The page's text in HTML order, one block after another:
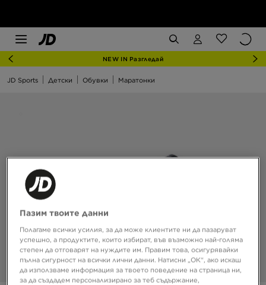
NEW IN Разгледай
JD Sports Детски Обувки Маратонки
Пазим твоите данни
Полагаме всички усилия, за да може клиентите ни да пазаруват
успешно, а продуктите, които избират, във възможно най-голяма
степен да отговарят на нуждите им. Правим това, осигурявайки
пълна сигурност на всички лични данни. Натисни „ОК“, ако искаш
да използваме информация за твоето поведение на страница ни,
за да създадем персонализирано за теб съдържание,